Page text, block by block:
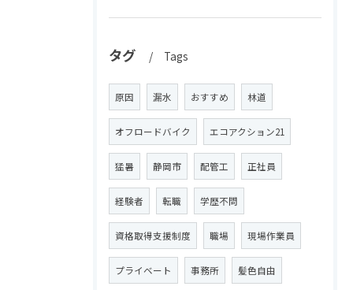
タグ Tags
原因 漏水 おすすめ 林道
オフロードバイク エコアクション21
猛暑 静岡市 配管工 正社員
経験者 転職 学歴不問
資格取得支援制度 職場 現場作業員
プライベート 事務所 髪色自由